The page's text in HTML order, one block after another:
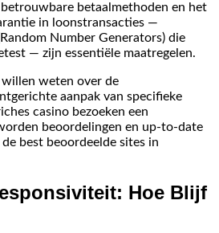
betaalmethoden en het
in loonstransacties —
Number Generators) die
— zijn essentiële maatregelen.
weten over de
aanpak van specifieke
casino bezoeken een
beoordelingen en up-to-date
best beoordeelde sites in
Hoe Blijf